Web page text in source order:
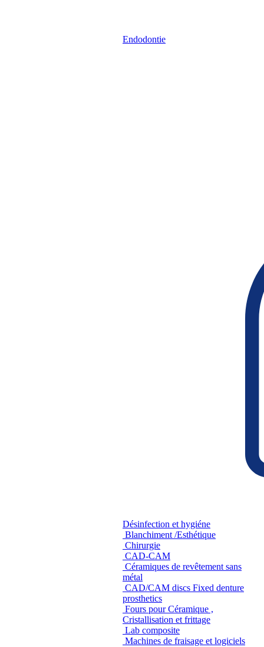
Endodontie
Désinfection et hygiéne
Blanchiment /Esthétique
Chirurgie
CAD-CAM
Céramiques de revêtement sans
métal
CAD/CAM discs Fixed denture
prosthetics
Fours pour Céramique ,
Cristallisation et frittage
Lab composite
Machines de fraisage et logiciels